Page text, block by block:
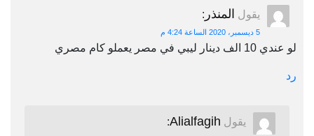
يقول المنذر :
5 ديسمبر، 2020 الساعة 4:24 م
لو عندي 10 الف دينار ليبي في مصر يعملو كام مصري
رد
يقول Alialfagih
: